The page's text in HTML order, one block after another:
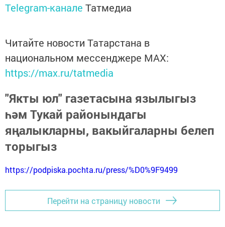
Telegram-канале Татмедиа
Читайте новости Татарстана в
национальном мессенджере MАХ:
https://max.ru/tatmedia
"Якты юл" газетасына язылыгыз
һәм Тукай районындагы
яңалыкларны, вакыйгаларны белеп
торыгыз
https://podpiska.pochta.ru/press/%D0%9F9499
Перейти на страницу новости